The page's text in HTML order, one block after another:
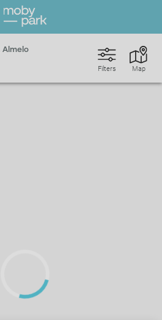
Almelo
Map
Filters